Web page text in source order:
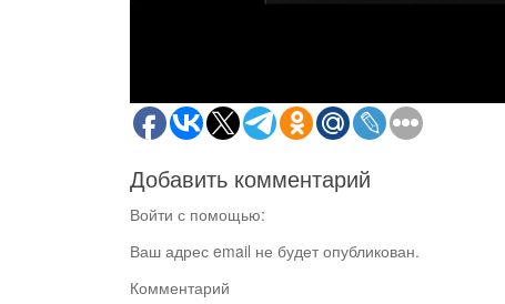
Добавить комментарий
Войти с помощью:
Ваш адрес email не будет опубликован.
Комментарий